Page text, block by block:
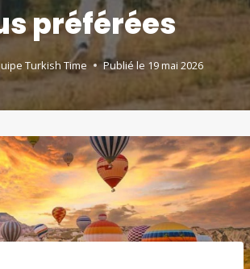
préférées
Turkish Time Publié le 19 mai 2026